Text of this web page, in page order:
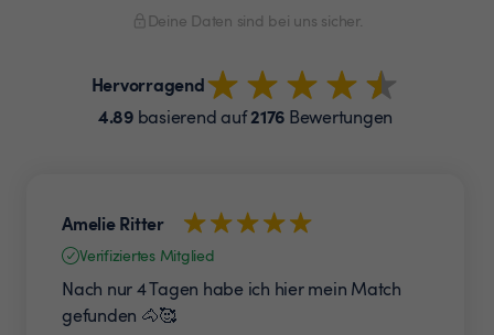
Deine Daten sind bei uns sicher.
Hervorragend
4.89basierend auf2176 Bewertungen
Amelie Ritter
Verifiziertes Mitglied
Nach nur 4 Tagen habe ich hier mein Match
gefunden 🐴🥰